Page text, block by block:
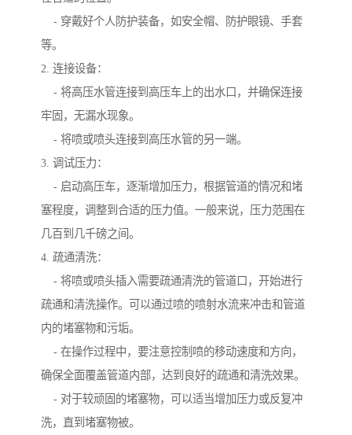
- 穿戴好个人防护装备，如安全帽、防护眼镜、手套
等。
2. 连接设备：
- 将高压水管连接到高压车上的出水口，并确保连接
牢固，无漏水现象。
- 将喷或喷头连接到高压水管的另一端。
3. 调试压力：
- 启动高压车，逐渐增加压力，根据管道的情况和堵
塞程度，调整到合适的压力值。一般来说，压力范围在
几百到几千磅之间。
4. 疏通清洗：
- 将喷或喷头插入需要疏通清洗的管道口，开始进行
疏通和清洗操作。可以通过喷的喷射水流来冲击和管道
内的堵塞物和污垢。
- 在操作过程中，要注意控制喷的移动速度和方向，
确保全面覆盖管道内部，达到良好的疏通和清洗效果。
- 对于较顽固的堵塞物，可以适当增加压力或反复冲
洗，直到堵塞物被。